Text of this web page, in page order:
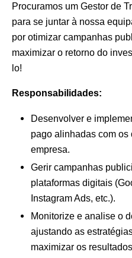
Procuramos um Gestor de
para se juntar à nossa
por otimizar campanhas
maximizar o retorno do
lo!
Responsabilidades:
Desenvolver e
pago alinhadas com
empresa.
Gerir campanhas
plataformas digitais
Instagram Ads, etc.).
Monitorize e analise o
ajustando as
maximizar os